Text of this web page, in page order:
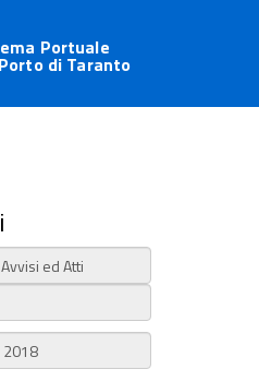
Portuale
di Taranto